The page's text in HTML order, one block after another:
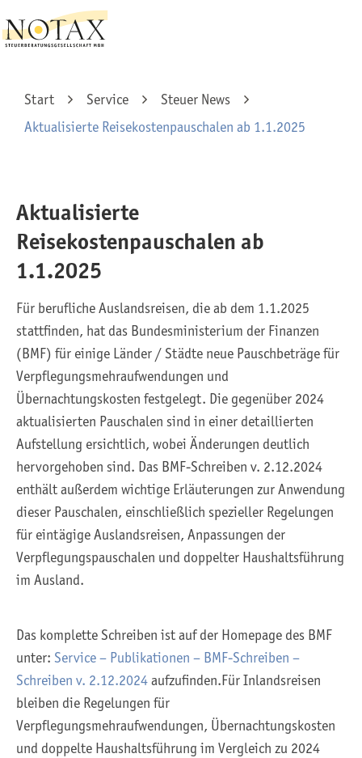
Start Service
Steuer News
Aktualisierte Reisekostenpauschalen ab 1.1.2025
Aktualisierte
Reisekostenpauschalen ab
1.1.2025
Für berufliche Auslandsreisen, die ab dem 1.1.2025
stattfinden, hat das Bundesministerium der Finanzen
(BMF) für einige Länder / Städte neue Pauschbeträge für
Verpflegungsmehraufwendungen und
Übernachtungskosten festgelegt. Die gegenüber 2024
aktualisierten Pauschalen sind in einer detaillierten
Aufstellung ersichtlich, wobei Änderungen deutlich
hervorgehoben sind. Das BMF-Schreiben v. 2.12.2024
enthält außerdem wichtige Erläuterungen zur Anwendung
dieser Pauschalen, einschließlich spezieller Regelungen
für eintägige Auslandsreisen, Anpassungen der
Verpflegungspauschalen und doppelter Haushaltsführung
im Ausland.
Das komplette Schreiben ist auf der Homepage des BMF
unter: Service – Publikationen – BMF-Schreiben –
Schreiben v. 2.12.2024aufzufinden.Für Inlandsreisen
bleiben die Regelungen für
Verpflegungsmehraufwendungen, Übernachtungskosten
und doppelte Haushaltsführung im Vergleich zu 2024